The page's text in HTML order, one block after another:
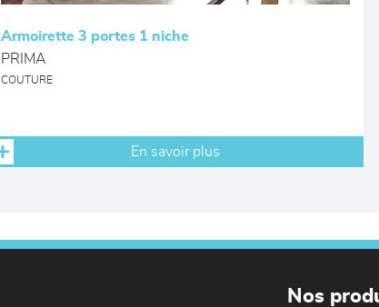
Armoirette 3 portes 1 niche
PRIMA
COUTURE
En savoir plus
Nos